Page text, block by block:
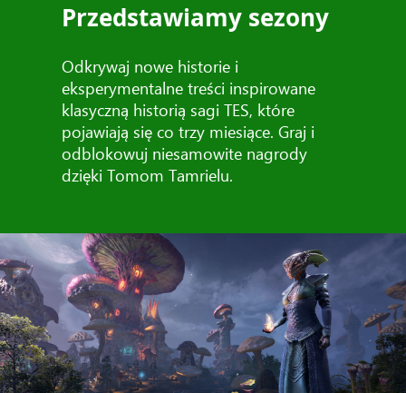
Przedstawiamy sezony
Odkrywaj nowe historie i
eksperymentalne treści inspirowane
klasyczną historią sagi TES, które
pojawiają się co trzy miesiące. Graj i
odblokowuj niesamowite nagrody
dzięki Tomom Tamrielu.